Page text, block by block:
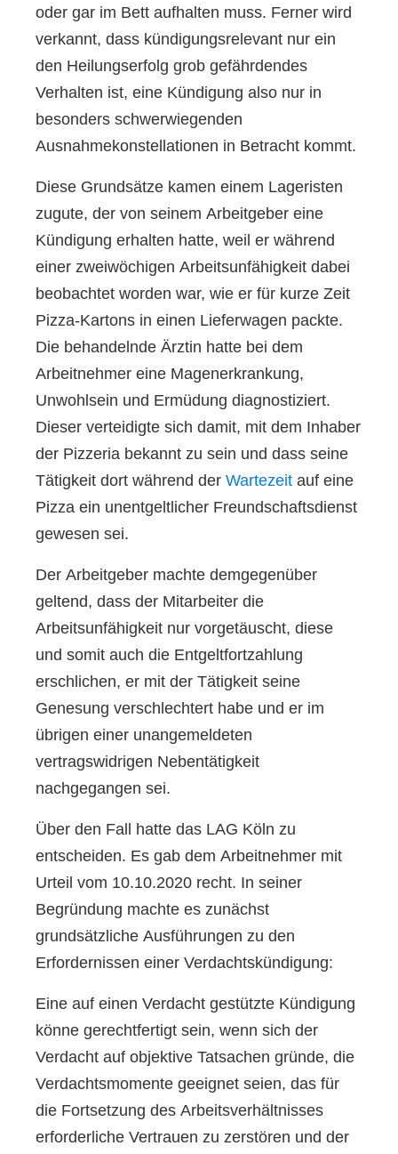
oder gar im Bett aufhalten muss. Ferner wird
verkannt, dass kündigungsrelevant nur ein
den Heilungserfolg grob gefährdendes
Verhalten ist, eine Kündigung also nur in
besonders schwerwiegenden
Ausnahmekonstellationen in Betracht kommt.
Diese Grundsätze kamen einem Lageristen
zugute, der von seinem Arbeitgeber eine
Kündigung erhalten hatte, weil er während
einer zweiwöchigen Arbeitsunfähigkeit dabei
beobachtet worden war, wie er für kurze Zeit
Pizza-Kartons in einen Lieferwagen packte.
Die behandelnde Ärztin hatte bei dem
Arbeitnehmer eine Magenerkrankung,
Unwohlsein und Ermüdung diagnostiziert.
Dieser verteidigte sich damit, mit dem Inhaber
der Pizzeria bekannt zu sein und dass seine
Tätigkeit dort während der Wartezeit auf eine
Pizza ein unentgeltlicher Freundschaftsdienst
gewesen sei.
Der Arbeitgeber machte demgegenüber
geltend, dass der Mitarbeiter die
Arbeitsunfähigkeit nur vorgetäuscht, diese
und somit auch die Entgeltfortzahlung
erschlichen, er mit der Tätigkeit seine
Genesung verschlechtert habe und er im
übrigen einer unangemeldeten
vertragswidrigen Nebentätigkeit
nachgegangen sei.
Über den Fall hatte das LAG Köln zu
entscheiden. Es gab dem Arbeitnehmer mit
Urteil vom 10.10.2020 recht. In seiner
Begründung machte es zunächst
grundsätzliche Ausführungen zu den
Erfordernissen einer Verdachtskündigung:
Eine auf einen Verdacht gestützte Kündigung
könne gerechtfertigt sein, wenn sich der
Verdacht auf objektive Tatsachen gründe, die
Verdachtsmomente geeignet seien, das für
die Fortsetzung des Arbeitsverhältnisses
erforderliche Vertrauen zu zerstören und der